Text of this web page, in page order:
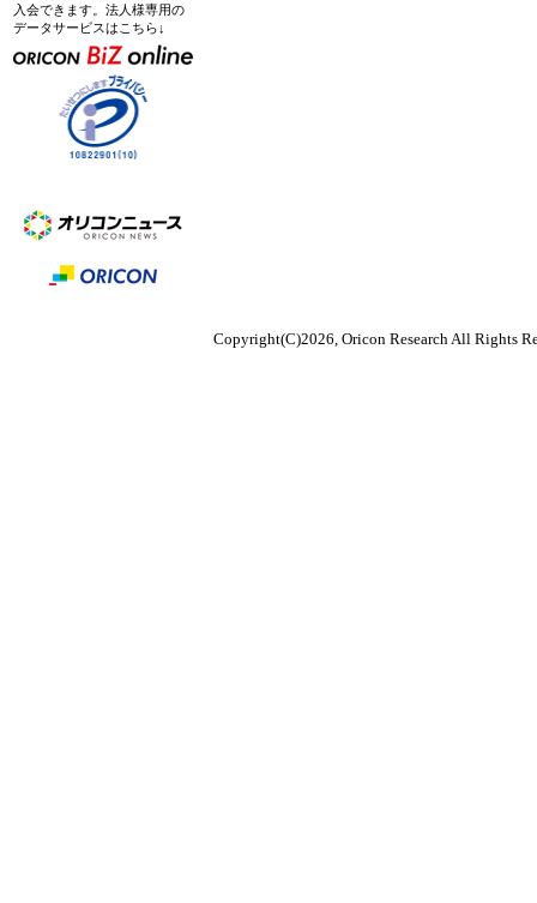
入会できます。法人様専用の
データサービスはこちら↓
Copyright(C)2026, Oricon Research All Rights